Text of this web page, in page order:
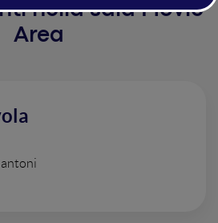
nella sala Movie
Area